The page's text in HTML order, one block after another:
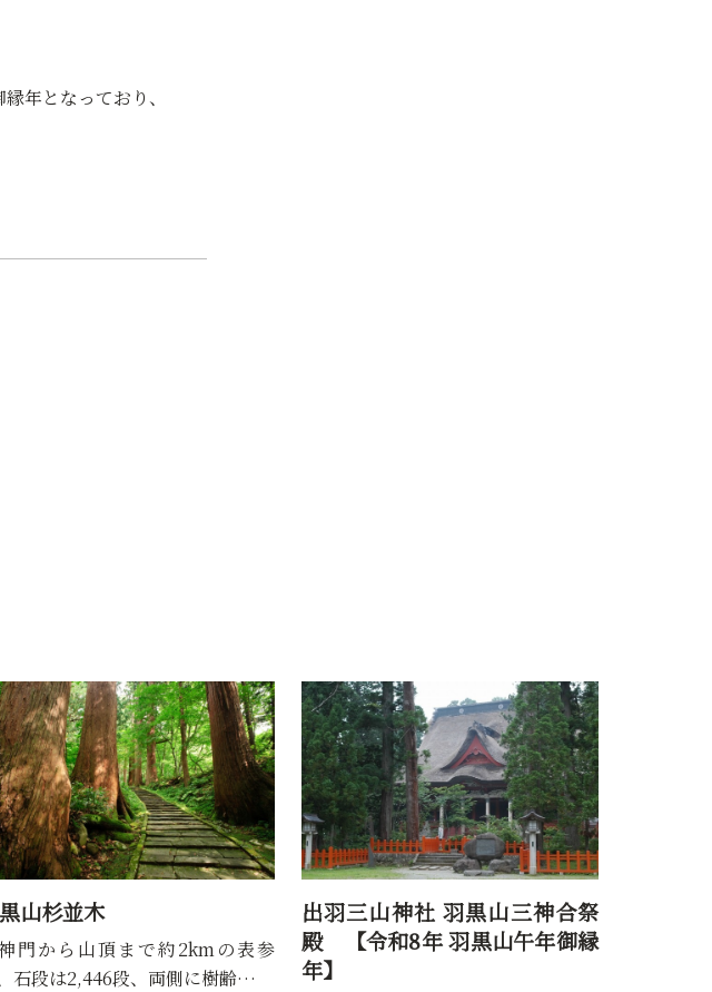
年となっており、
山杉並木
門から山頂まで約2kmの表参
石段は2,446段、両側に樹齢…
出羽三山神社 羽黒山三神合祭
殿 【令和8年 羽黒山午年御縁
年】